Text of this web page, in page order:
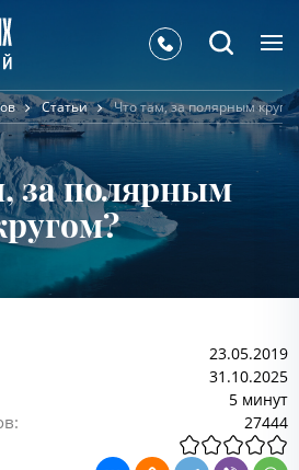
Статьи Что там, за полярным
за полярным
23.05.2019
31.10.2025
5 минут
27444